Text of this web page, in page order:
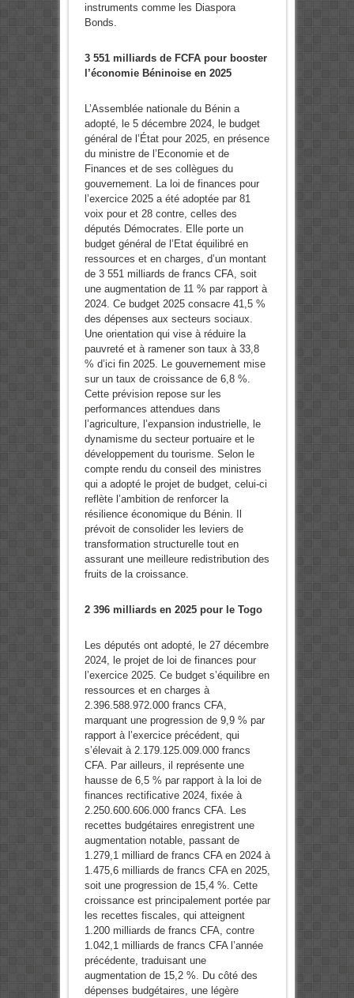
instruments comme les Diaspora
Bonds.
3 551 milliards de FCFA pour booster
l’économie Béninoise en 2025
L’Assemblée nationale du Bénin a
adopté, le 5 décembre 2024, le budget
général de l’État pour 2025, en présence
du ministre de l’Economie et de
Finances et de ses collègues du
gouvernement. La loi de finances pour
l’exercice 2025 a été adoptée par 81
voix pour et 28 contre, celles des
députés Démocrates. Elle porte un
budget général de l’Etat équilibré en
ressources et en charges, d’un montant
de 3 551 milliards de francs CFA, soit
une augmentation de 11 % par rapport à
2024. Ce budget 2025 consacre 41,5 %
des dépenses aux secteurs sociaux.
Une orientation qui vise à réduire la
pauvreté et à ramener son taux à 33,8
% d’ici fin 2025. Le gouvernement mise
sur un taux de croissance de 6,8 %.
Cette prévision repose sur les
performances attendues dans
l’agriculture, l’expansion industrielle, le
dynamisme du secteur portuaire et le
développement du tourisme. Selon le
compte rendu du conseil des ministres
qui a adopté le projet de budget, celui-ci
reflète l’ambition de renforcer la
résilience économique du Bénin. Il
prévoit de consolider les leviers de
transformation structurelle tout en
assurant une meilleure redistribution des
fruits de la croissance.
2 396 milliards en 2025 pour le Togo
Les députés ont adopté, le 27 décembre
2024, le projet de loi de finances pour
l’exercice 2025. Ce budget s’équilibre en
ressources et en charges à
2.396.588.972.000 francs CFA,
marquant une progression de 9,9 % par
rapport à l’exercice précédent, qui
s’élevait à 2.179.125.009.000 francs
CFA. Par ailleurs, il représente une
hausse de 6,5 % par rapport à la loi de
finances rectificative 2024, fixée à
2.250.600.606.000 francs CFA. Les
recettes budgétaires enregistrent une
augmentation notable, passant de
1.279,1 milliard de francs CFA en 2024 à
1.475,6 milliards de francs CFA en 2025,
soit une progression de 15,4 %. Cette
croissance est principalement portée par
les recettes fiscales, qui atteignent
1.200 milliards de francs CFA, contre
1.042,1 milliards de francs CFA l’année
précédente, traduisant une
augmentation de 15,2 %. Du côté des
dépenses budgétaires, une légère